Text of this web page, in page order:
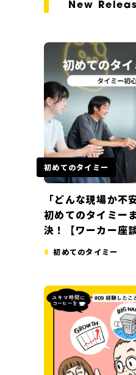
New
初めてのタイミー
「どんな現場か不
初めてのタイミー
決！【ワーカー座
初めてのタイミー